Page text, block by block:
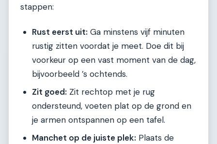
stappen:
Rust eerst uit: Ga minstens vijf minuten
rustig zitten voordat je meet. Doe dit bij
voorkeur op een vast moment van de dag,
bijvoorbeeld ’s ochtends.
Zit goed: Zit rechtop met je rug
ondersteund, voeten plat op de grond en
je armen ontspannen op een tafel.
Manchet op de juiste plek: Plaats de